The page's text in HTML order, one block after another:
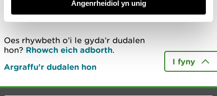
Angenrheidiol yn unig
Diweddarwyd ddiwethaf 13 Mai 2020
Oes rhywbeth o’i le gyda’r dudalen
hon? Rhowch eich adborth.
Argraffu’r dudalen hon
I fyny